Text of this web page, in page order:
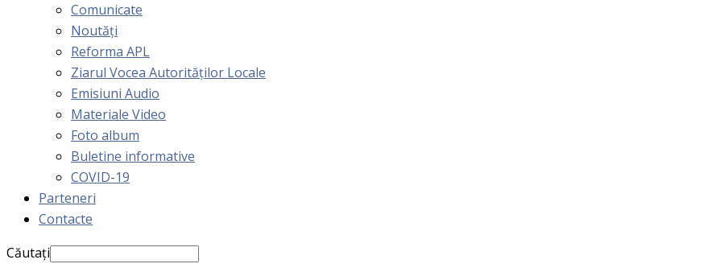
Comunicate
Noutăți
Reforma APL
Ziarul Vocea Autorităților Locale
Emisiuni Audio
Materiale Video
Foto album
Buletine informative
COVID-19
Parteneri
Contacte
Căutați